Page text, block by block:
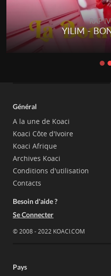
Général
A la une de Koaci
Koaci Côte d'Ivoire
Koaci Afrique
Archives Koaci
Conditions d'utilisation
Contacts
Besoin d'aide ?
Se Connecter
© 2008 - 2022 KOACI.COM
Pays